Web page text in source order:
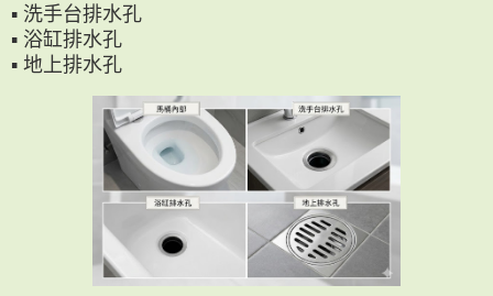
▪ 洗手台排水孔
▪ 浴缸排水孔
▪ 地上排水孔